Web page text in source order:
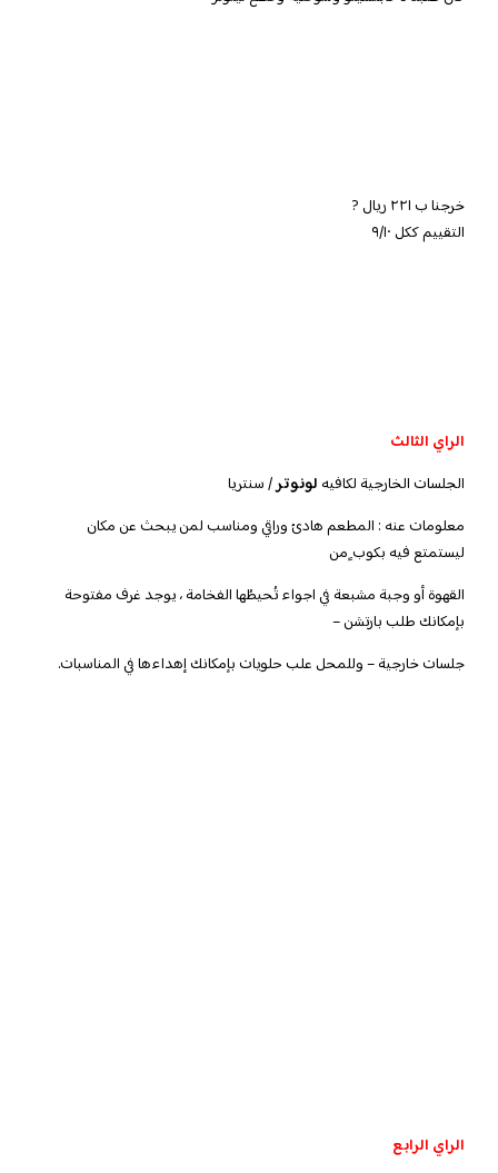
خرجنا ب ٢٢١ ريال ?
التقييم ككل ٩/١٠
الراي الثالث
الجلسات الخارجية لكافيه لونوتر/ سنتريا
معلومات عنه : المطعم هادئ وراقي ومناسب لمن يبحث عن مكان
ليستمتع فيه بكوب ٍمن
القهوة أو وجبة مشبعة في اجواء تُحيطُها الفخامة ، يوجد غرف مفتوحة
بإمكانك طلب بارتشن –
جلسات خارجية – وللمحل علب حلويات بإمكانك إهداءها في المناسبات.
الراي الرابع